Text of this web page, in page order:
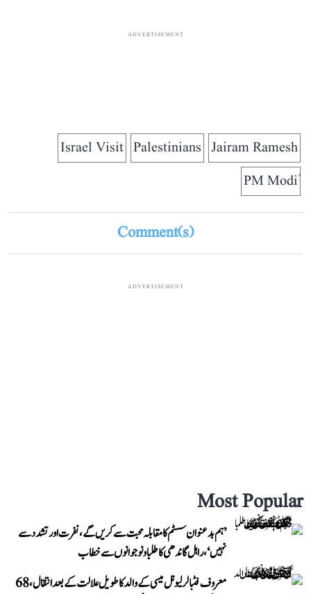
ADVERTISEMENT
Jairam Ramesh
Palestinians
Israel Visit
Comment(s)
ADVERTISEMENT
Most Popular
’ہم بدعنوان سسٹم کا مقابلہ محبت سے کریں گے، نفرت اور تشدد سے
نہیں‘، راہل گاندھی کا طلبا و نوجوانوں سے خطاب
معروف فٹبالر لیونل میسی کے والد کا طویل علالت کے بعد انتقال، 68